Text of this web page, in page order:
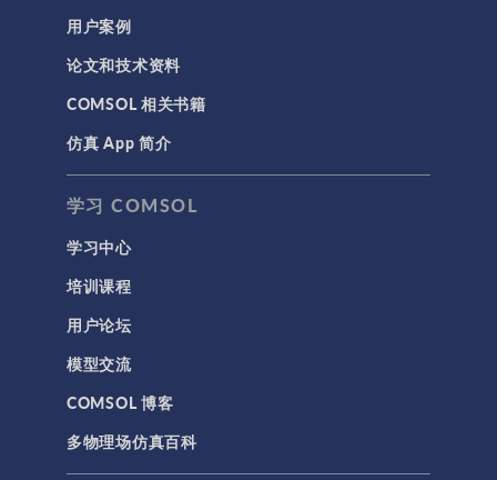
用户案例
论文和技术资料
COMSOL 相关书籍
仿真 App 简介
学习 COMSOL
学习中心
培训课程
用户论坛
模型交流
COMSOL 博客
多物理场仿真百科